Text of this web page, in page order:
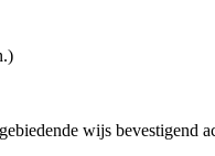
wijs bevestigend